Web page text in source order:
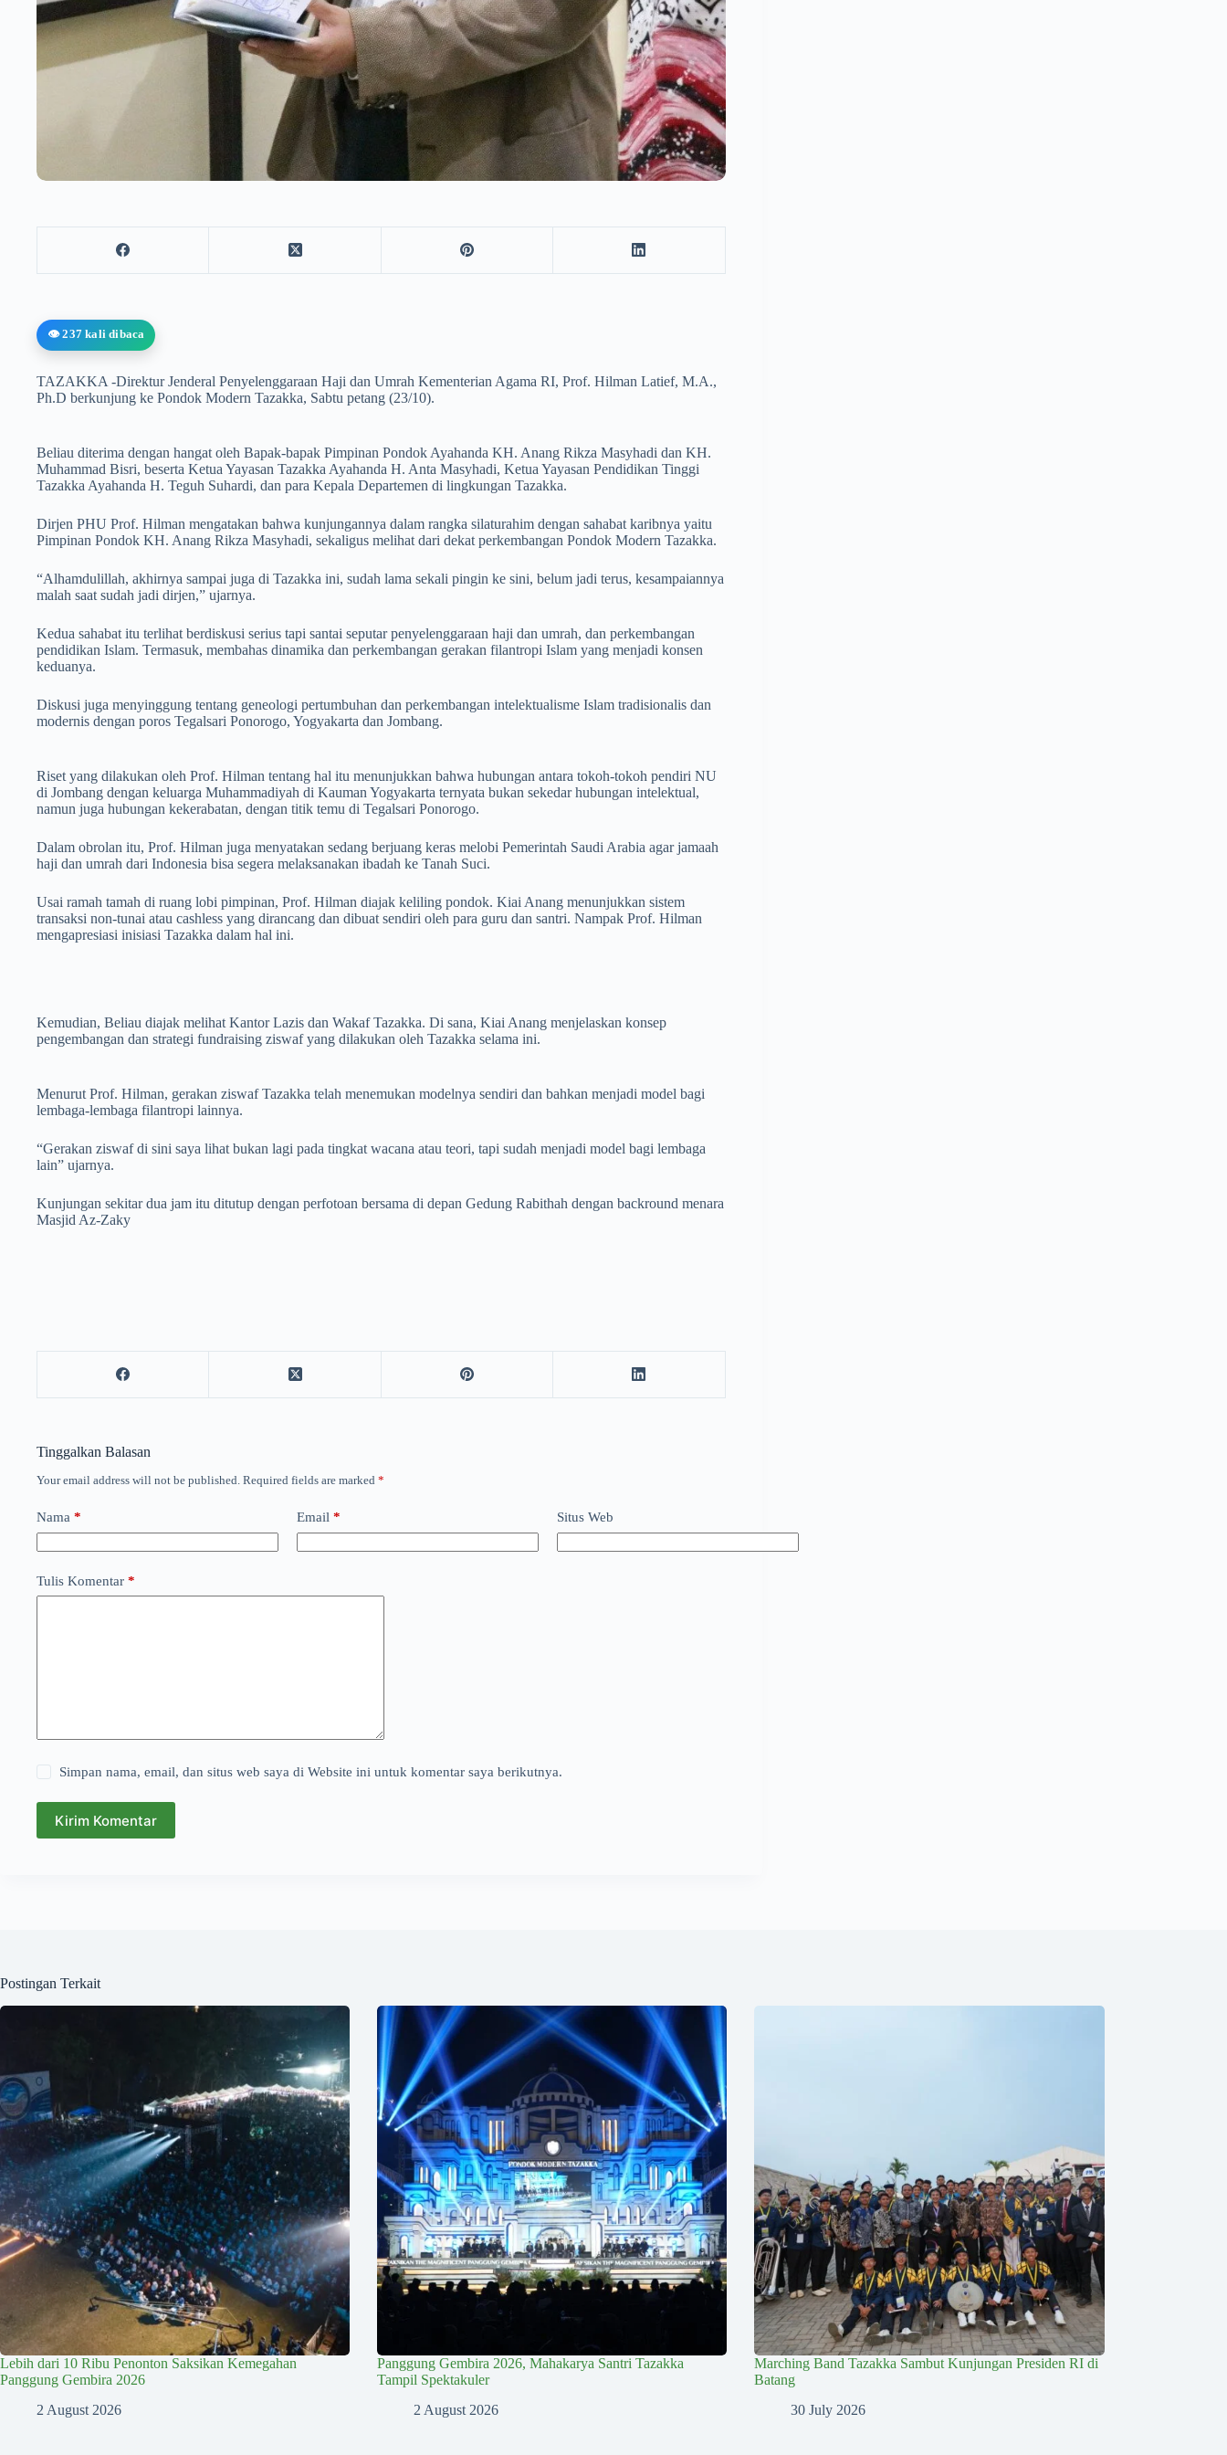
👁️ 237 kali dibaca
TAZAKKA -Direktur Jenderal Penyelenggaraan Haji dan Umrah Kementerian Agama RI, Prof. Hilman Latief, M.A.,
Ph.D berkunjung ke Pondok Modern Tazakka, Sabtu petang (23/10).
Beliau diterima dengan hangat oleh Bapak-bapak Pimpinan Pondok Ayahanda KH. Anang Rikza Masyhadi dan KH.
Muhammad Bisri, beserta Ketua Yayasan Tazakka Ayahanda H. Anta Masyhadi, Ketua Yayasan Pendidikan Tinggi
Tazakka Ayahanda H. Teguh Suhardi, dan para Kepala Departemen di lingkungan Tazakka.
Dirjen PHU Prof. Hilman mengatakan bahwa kunjungannya dalam rangka silaturahim dengan sahabat karibnya yaitu
Pimpinan Pondok KH. Anang Rikza Masyhadi, sekaligus melihat dari dekat perkembangan Pondok Modern Tazakka.
“Alhamdulillah, akhirnya sampai juga di Tazakka ini, sudah lama sekali pingin ke sini, belum jadi terus, kesampaiannya
malah saat sudah jadi dirjen,” ujarnya.
Kedua sahabat itu terlihat berdiskusi serius tapi santai seputar penyelenggaraan haji dan umrah, dan perkembangan
pendidikan Islam. Termasuk, membahas dinamika dan perkembangan gerakan filantropi Islam yang menjadi konsen
keduanya.
Diskusi juga menyinggung tentang geneologi pertumbuhan dan perkembangan intelektualisme Islam tradisionalis dan
modernis dengan poros Tegalsari Ponorogo, Yogyakarta dan Jombang.
Riset yang dilakukan oleh Prof. Hilman tentang hal itu menunjukkan bahwa hubungan antara tokoh-tokoh pendiri NU
di Jombang dengan keluarga Muhammadiyah di Kauman Yogyakarta ternyata bukan sekedar hubungan intelektual,
namun juga hubungan kekerabatan, dengan titik temu di Tegalsari Ponorogo.
Dalam obrolan itu, Prof. Hilman juga menyatakan sedang berjuang keras melobi Pemerintah Saudi Arabia agar jamaah
haji dan umrah dari Indonesia bisa segera melaksanakan ibadah ke Tanah Suci.
Usai ramah tamah di ruang lobi pimpinan, Prof. Hilman diajak keliling pondok. Kiai Anang menunjukkan sistem
transaksi non-tunai atau cashless yang dirancang dan dibuat sendiri oleh para guru dan santri. Nampak Prof. Hilman
mengapresiasi inisiasi Tazakka dalam hal ini.
Kemudian, Beliau diajak melihat Kantor Lazis dan Wakaf Tazakka. Di sana, Kiai Anang menjelaskan konsep
pengembangan dan strategi fundraising ziswaf yang dilakukan oleh Tazakka selama ini.
Menurut Prof. Hilman, gerakan ziswaf Tazakka telah menemukan modelnya sendiri dan bahkan menjadi model bagi
lembaga-lembaga filantropi lainnya.
“Gerakan ziswaf di sini saya lihat bukan lagi pada tingkat wacana atau teori, tapi sudah menjadi model bagi lembaga
lain” ujarnya.
Kunjungan sekitar dua jam itu ditutup dengan perfotoan bersama di depan Gedung Rabithah dengan backround menara
Masjid Az-Zaky
Tinggalkan Balasan
Your email address will not be published. Required fields are marked *
Nama * Email * Situs Web
Tulis Komentar *
Simpan nama, email, dan situs web saya di Website ini untuk komentar saya berikutnya.
Kirim Komentar
Postingan Terkait
Lebih dari 10 Ribu Penonton Saksikan Kemegahan
Panggung Gembira 2026
2 August 2026
Panggung Gembira 2026, Mahakarya Santri Tazakka
Tampil Spektakuler
2 August 2026
Marching Band Tazakka Sambut Kunjungan Presiden RI di
Batang
30 July 2026